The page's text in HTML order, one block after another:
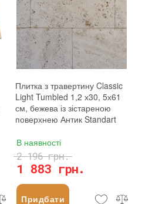
Плитка з травертину Classic
Light Tumbled 1,2 х30, 5х61
см, бежева із зістареною
поверхнею Антик Standart
В наявності
1 883 грн.
2 196 грн.
Придбати